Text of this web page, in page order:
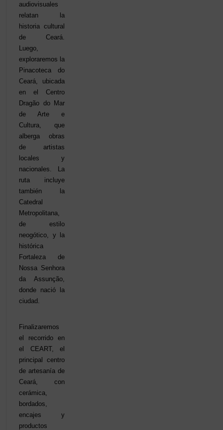
audiovisuales
relatan la
historia cultural
de Ceará.
Luego,
exploraremos la
Pinacoteca do
Ceará, ubicada
en el Centro
Dragão do Mar
de Arte e
Cultura, que
alberga obras
de artistas
locales y
nacionales. La
ruta incluye
también la
Catedral
Metropolitana,
de estilo
neogótico, y la
histórica
Fortaleza de
Nossa Senhora
da Assunção,
donde nació la
ciudad.
Finalizaremos
el recorrido en
el CEART, el
principal centro
de artesanía de
Ceará, con
cerámica,
bordados,
encajes y
productos